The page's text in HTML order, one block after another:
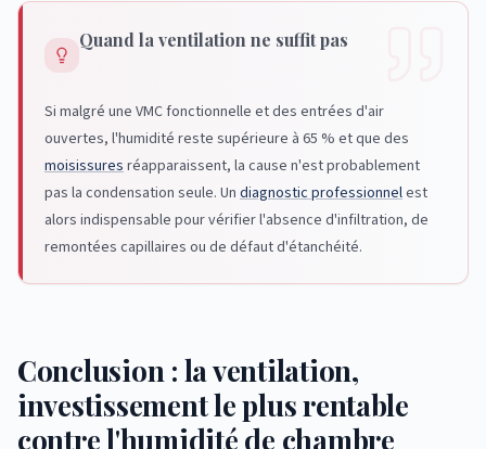
Quand la ventilation ne suffit pas
Si malgré une VMC fonctionnelle et des entrées d'air
ouvertes, l'humidité reste supérieure à 65 % et que des
moisissuresréapparaissent, la cause n'est probablement
pas la condensation seule. Un diagnostic professionnelest
alors indispensable pour vérifier l'absence d'infiltration, de
remontées capillaires ou de défaut d'étanchéité.
Conclusion : la ventilation,
investissement le plus rentable
contre l'humidité de chambre